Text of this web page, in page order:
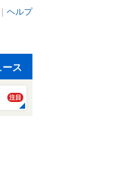
ヘルプ
ース
注目